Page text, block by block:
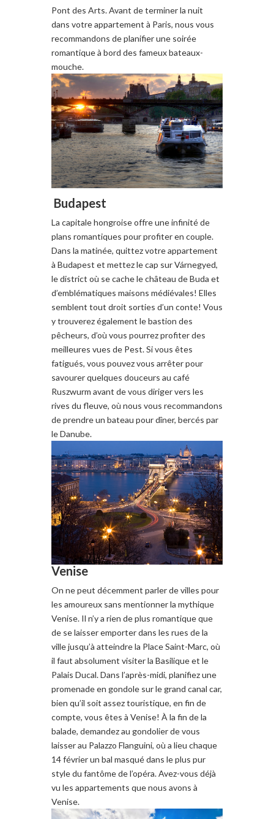
Pont des Arts.Avant de terminerla nuit
dans votre appartement à Paris, nous vous
recommandons de planifierune soirée
romantiqueà bord des fameuxbateaux-
mouche.
Budapest
La capitale hongroiseoffreune infinité de
plans romantiques pour profiteren couple.
Dans la matinée, quittezvotre appartement
à Budapest et mettez le cap surVárnegyed,
le district où se cache lechâteau de Buda et
d’emblématiques maisons médiévales! Elles
semblent tout droit sorties d’un conte! Vous
y trouverezégalement le bastion des
pêcheurs, d’où vous pourrezprofiter des
meilleures vues de Pest.Si vous êtes
fatigués, vous pouvez vous arrêter pour
savourerquelques douceurs au café
Ruszwurm avant de vous diriger vers les
rives du fleuve, où nous vous recommandons
de prendreun bateau pour dîner, bercés par
le Danube.
Venise
On ne peut décemment parler devilles pour
les amoureux sans mentionnerla mythique
Venise. Il n’y a rien de plus romantiqueque
de selaisser emporterdans les rues de la
ville jusqu’à atteindre la PlaceSaint-Marc, où
il faut absolument visiterla Basiliqueet le
Palais Ducal.Dans l’après-midi, planifiezune
promenade en gondole sur le grand canal car,
bien qu’il soit asseztouristique, en fin de
compte, vous êtes à Venise! À la fin de la
balade, demandez au gondolier de vous
laisser au Palazzo Flanguini, où a lieu chaque
14 févrierun bal masqué dans le plus pur
style du fantôme de l’opéra.Avez-vous déjà
vu les appartements que nous avons à
Venise.